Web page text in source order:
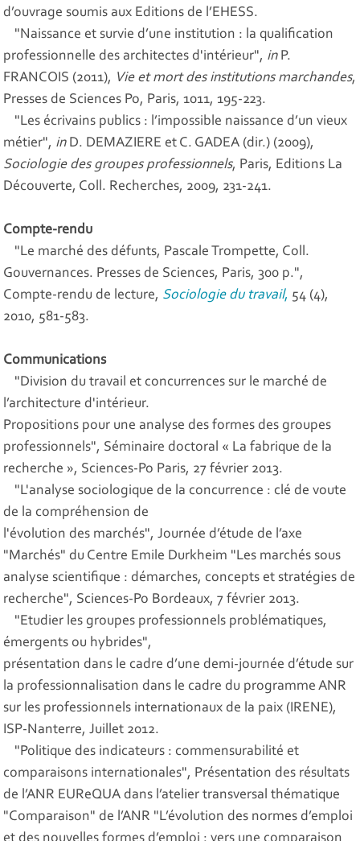
d’ouvrage soumis aux Editions de l’EHESS.
"Naissance et survie d’une institution : la qualification
professionnelle des architectes d'intérieur", in P.
FRANCOIS (2011), Vie et mort des institutions marchandes,
Presses de Sciences Po, Paris, 1011, 195-223.
"Les écrivains publics : l’impossible naissance d’un vieux
métier", in D. DEMAZIERE et C. GADEA (dir.) (2009),
Sociologie des groupes professionnels, Paris, Editions La
Découverte, Coll. Recherches, 2009, 231-241.
Compte-rendu
"Le marché des défunts, Pascale Trompette, Coll.
Gouvernances. Presses de Sciences, Paris, 300 p.",
Compte-rendu de lecture, Sociologie du travail, 54 (4),
2010, 581-583.
Communications
"Division du travail et concurrences sur le marché de
l’architecture d'intérieur.
Propositions pour une analyse des formes des groupes
professionnels", Séminaire doctoral « La fabrique de la
recherche », Sciences-Po Paris, 27 février 2013.
"L'analyse sociologique de la concurrence : clé de voute
de la compréhension de
l'évolution des marchés", Journée d’étude de l’axe
"Marchés" du Centre Emile Durkheim "Les marchés sous
analyse scientifique : démarches, concepts et stratégies de
recherche", Sciences-Po Bordeaux, 7 février 2013.
"Etudier les groupes professionnels problématiques,
émergents ou hybrides",
présentation dans le cadre d’une demi-journée d’étude sur
la professionnalisation dans le cadre du programme ANR
sur les professionnels internationaux de la paix (IRENE),
ISP-Nanterre, Juillet 2012.
"Politique des indicateurs : commensurabilité et
comparaisons internationales", Présentation des résultats
de l’ANR EUReQUA dans l’atelier transversal thématique
"Comparaison" de l’ANR "L’évolution des normes d’emploi